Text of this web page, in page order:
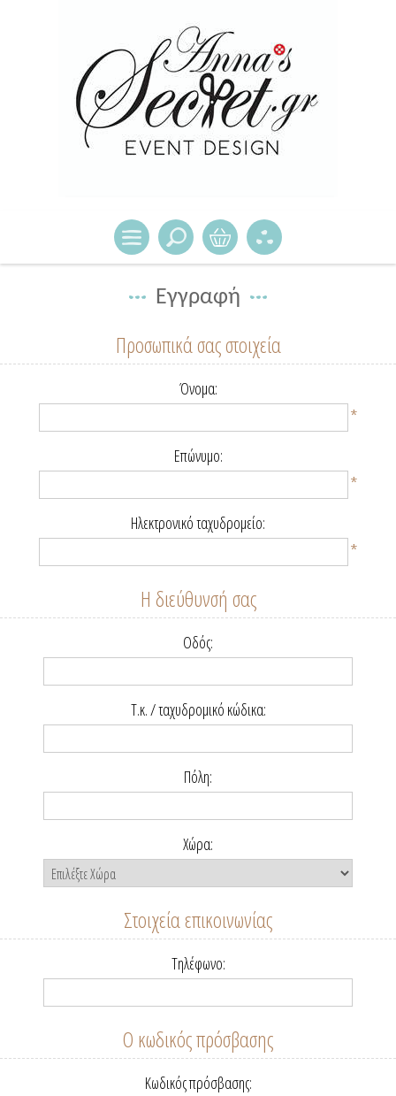
Εγγραφή
Προσωπικά σας στοιχεία
Όνομα:
*
Επώνυμο:
*
Ηλεκτρονικό ταχυδρομείο:
*
Η διεύθυνσή σας
Οδός:
Τ.κ. / ταχυδρομικό κώδικα:
Πόλη:
Χώρα:
Στοιχεία επικοινωνίας
Τηλέφωνο:
Ο κωδικός πρόσβασης
Κωδικός πρόσβασης: